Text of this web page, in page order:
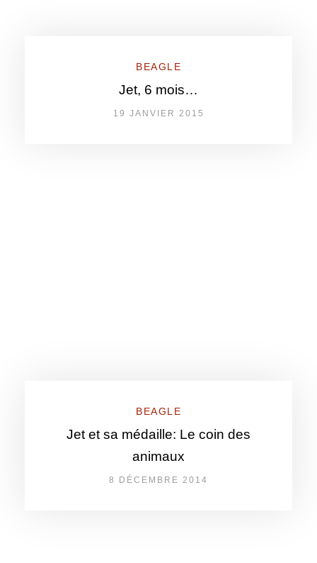
BEAGLE
Jet, 6 mois…
19 JANVIER 2015
BEAGLE
Jet et sa médaille: Le coin des
animaux
8 DÉCEMBRE 2014